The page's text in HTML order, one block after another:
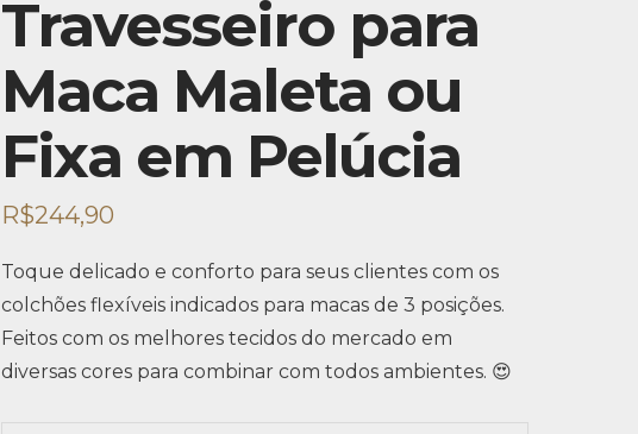
Travesseiro para
Maca Maleta ou
Fixa em Pelúcia
R$244,90
Toque delicado e conforto para seus clientes com os
colchões flexíveis indicados para macas de 3 posições.
Feitos com os melhores tecidos do mercado em
diversas cores para combinar com todos ambientes. 😍